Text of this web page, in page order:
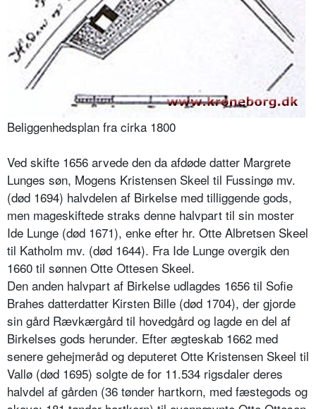
Beliggenhedsplan fra cirka 1800
Ved skifte 1656 arvede den da afdøde datter Margrete
Lunges søn, Mogens Kristensen Skeel til Fussingø mv.
(død 1694) halvdelen af Birkelse med tilliggende gods,
men mageskiftede straks denne halvpart til sin moster
Ide Lunge (død 1671), enke efter hr. Otte Albretsen Skeel
til Katholm mv. (død 1644). Fra Ide Lunge overgik den
1660 til sønnen Otte Ottesen Skeel.
Den anden halvpart af Birkelse udlagdes 1656 til Sofie
Brahes datterdatter Kirsten Bille (død 1704), der gjorde
sin gård Rævkærgård til hovedgård og lagde en del af
Birkelses gods herunder. Efter ægteskab 1662 med
senere gehejmeråd og deputeret Otte Kristensen Skeel til
Vallø (død 1695) solgte de for 11.534 rigsdaler deres
halvdel af gården (36 tønder hartkorn, med fæstegods og